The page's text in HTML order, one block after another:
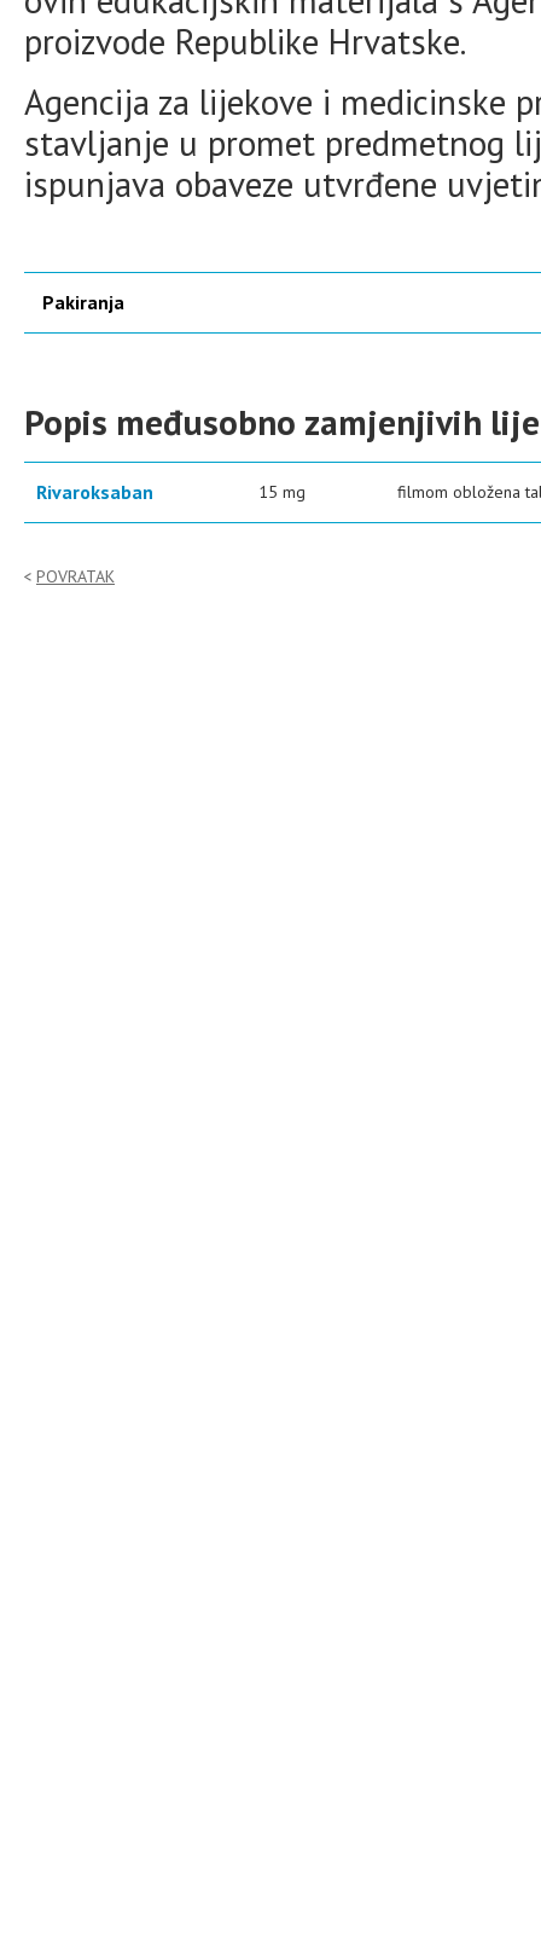
proizvode Republike Hrvatske.
Agencija za lijekove i medicinske
stavljanje u promet predmetnog
ispunjava obaveze utvrđene
Pakiranja
Popis međusobno zamjenjivih
Rivaroksaban 15 mg filmom obložena
POVRATAK